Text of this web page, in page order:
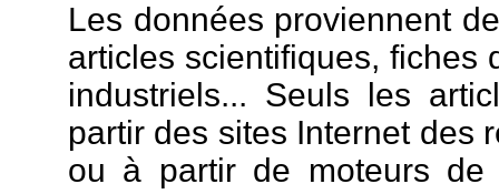
Les données proviennent
articles scientifiques, fiches
industriels... Seuls les
partir des sites Internet des
ou à partir de moteurs de